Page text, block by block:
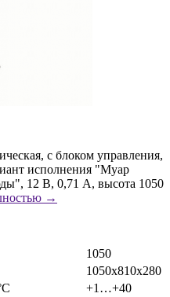
c блоком управления,
исполнения "Муар
12 В, 0,71 А, высота 1050
→
1050
1050х810х280
+1…+40